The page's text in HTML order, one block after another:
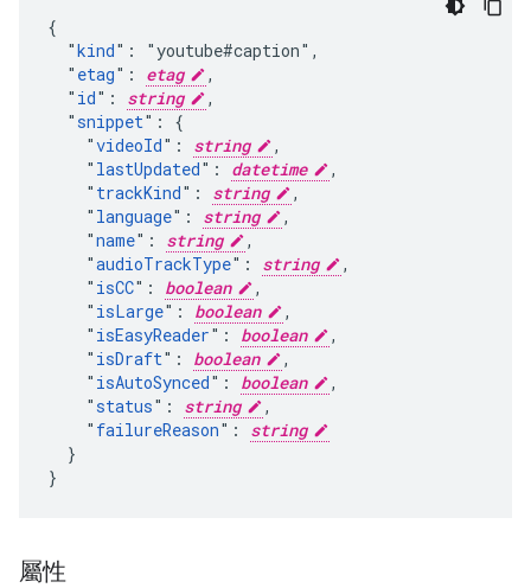
{
  "
kind": "youtube#caption",
  "
etag": etag
,
  "
id": string
,
  "
snippet": {
    "
videoId": string
,
    "
lastUpdated": datetime
,
    "
trackKind": string
,
    "
language": string
,
    "
name": string
,
    "
audioTrackType": string
,
    "
isCC": boolean
,
    "
isLarge": boolean
,
    "
isEasyReader": boolean
,
    "
isDraft": boolean
,
    "
isAutoSynced": boolean
,
    "
status": string
,
    "
failureReason": string
  }
}
屬性